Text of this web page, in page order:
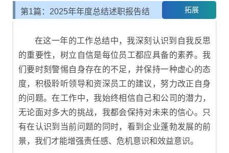
第1篇：2025年年度总结述职报告结 拓展
在这一年的工作总结中，我深刻认识到自我反思
的重要性，树立自信是每位员工都应具备的素养。我
们要时刻警惕自身存在的不足，并保持一种虚心的态
度，积极聆听领导和资深员工的建议，努力改正自身
的问题。在工作中，我始终相信自己和公司的潜力，
无论面对多大的挑战，我都会保持对未来的信心。只
有在认识到当前问题的同时，看到企业蓬勃发展的前
景，我们才能增强责任感、危机意识和效益意识。